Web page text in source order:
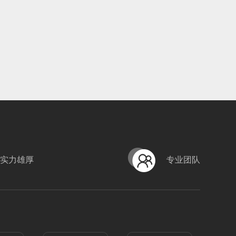
实力雄厚 专业团队